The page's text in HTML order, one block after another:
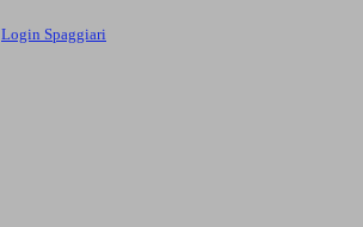
Login Spaggiari